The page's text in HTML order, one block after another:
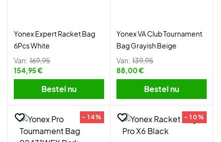
Yonex Expert Racket Bag
6Pcs White
Van: 169,95
154,95 €
Bestel nu
Yonex VA Club Tournament
Bag Grayish Beige
Van: 139,95
88,00 €
Bestel nu
- 14% - 10%